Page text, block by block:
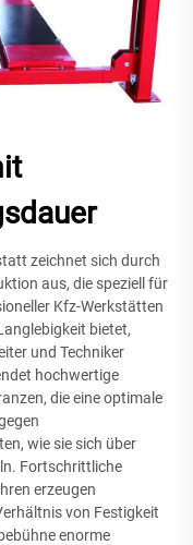
zeichnet sich durch
aus, die speziell für
Kfz-Werkstätten
bietet,
und Techniker
hochwertige
die eine optimale
wie sie sich über
Fortschrittliche
erzeugen
von Festigkeit
enorme